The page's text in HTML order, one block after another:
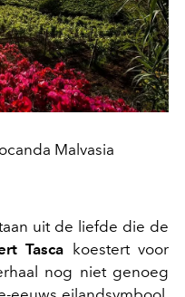
Malvasia
uit de liefde die de
Tasca koestert voor
nog niet genoeg